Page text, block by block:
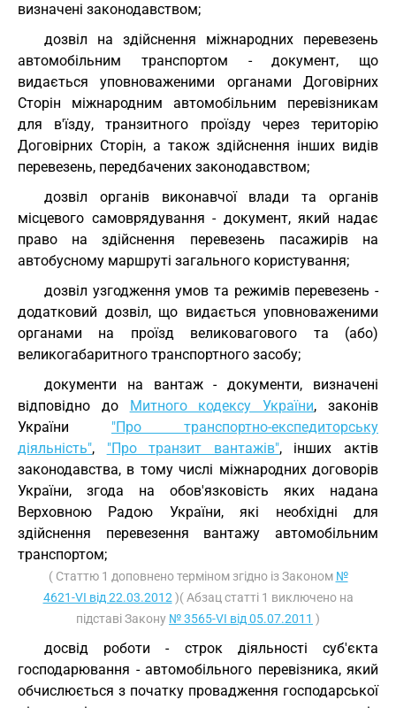
визначені законодавством;
дозвіл на здійснення міжнародних перевезень
автомобільним транспортом - документ, що
видається уповноваженими органами Договірних
Сторін міжнародним автомобільним перевізникам
для в'їзду, транзитного проїзду через територію
Договірних Сторін, а також здійснення інших видів
перевезень, передбачених законодавством;
дозвіл органів виконавчої влади та органів
місцевого самоврядування - документ, який надає
право на здійснення перевезень пасажирів на
автобусному маршруті загального користування;
дозвіл узгодження умов та режимів перевезень -
додатковий дозвіл, що видається уповноваженими
органами на проїзд великовагового та (або)
великогабаритного транспортного засобу;
документи на вантаж - документи, визначені
відповідно до Митного кодексу України, законів
України "Про транспортно-експедиторську
діяльність", "Про транзит вантажів", інших актів
законодавства, в тому числі міжнародних договорів
України, згода на обов'язковість яких надана
Верховною Радою України, які необхідні для
здійснення перевезення вантажу автомобільним
транспортом;
( Статтю 1 доповнено терміном згідно із Законом №
4621-VI від 22.03.2012 )( Абзац статті 1 виключено на
підставі Закону № 3565-VI від 05.07.2011 )
досвід роботи - строк діяльності суб'єкта
господарювання - автомобільного перевізника, який
обчислюється з початку провадження господарської